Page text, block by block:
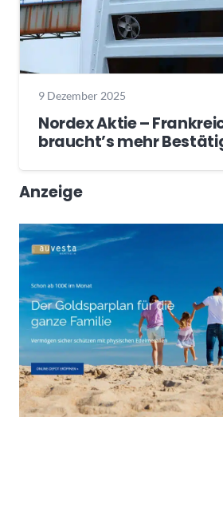
9 Dezember 2025
Nordex Aktie –
braucht’s mehr
Anzeige